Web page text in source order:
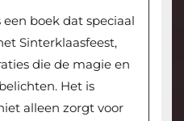
boek dat speciaal
Sinterklaasfeest,
die de magie en
Het is
alleen zorgt voor